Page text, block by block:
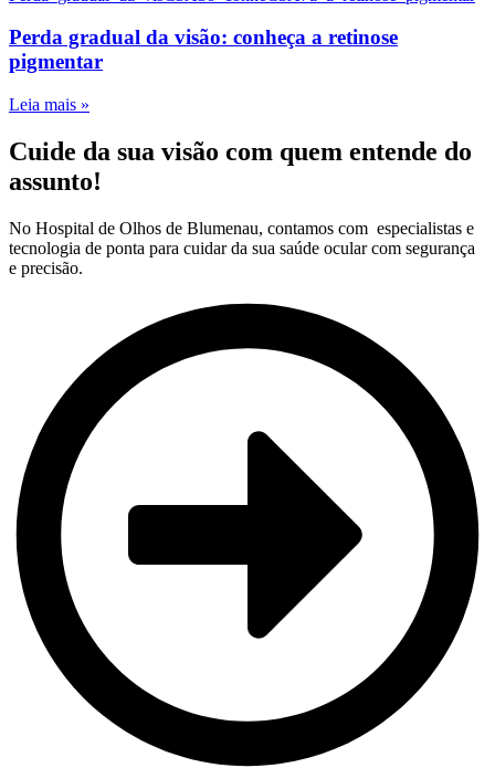
Perda gradual da visão: conheça a retinose
pigmentar
Leia mais »
Cuide da sua visão com quem entende do
assunto!
No Hospital de Olhos de Blumenau, contamos com especialistas e
tecnologia de ponta para cuidar da sua saúde ocular com segurança
e precisão.